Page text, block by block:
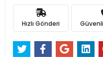
Hızlı Gönderi